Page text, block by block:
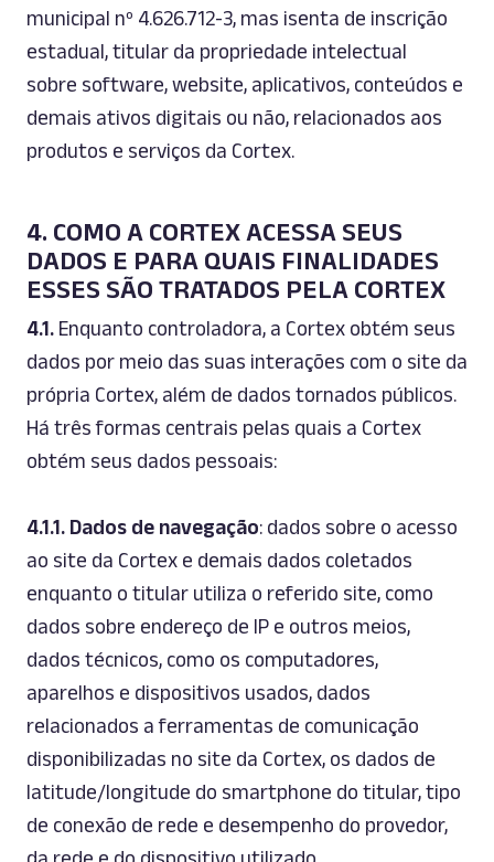
municipal nº 4.626.712-3, mas isenta de inscrição
estadual, titular da propriedade intelectual
sobre software,website, aplicativos, conteúdos e
demais ativos digitais ou não, relacionados aos
produtos e serviços da Cortex.
4. COMO A CORTEX ACESSA SEUS
DADOS E PARA QUAIS FINALIDADES
ESSES SÃO TRATADOS PELA CORTEX
4.1. Enquanto controladora, a Cortex obtém seus
dados por meio das suas interações com o site da
própria Cortex, além de dados tornados públicos.
Há três formas centrais pelas quais a Cortex
obtém seus dados pessoais:
4.1.1. Dados de navegação: dados sobre o acesso
ao site da Cortex e demais dados coletados
enquanto o titular utiliza o referido site, como
dados sobre endereço de IP e outros meios,
dados técnicos, como os computadores,
aparelhos e dispositivos usados, dados
relacionados a ferramentas de comunicação
disponibilizadas no site da Cortex, os dados de
latitude/longitude do smartphone do titular, tipo
de conexão de rede e desempenho do provedor,